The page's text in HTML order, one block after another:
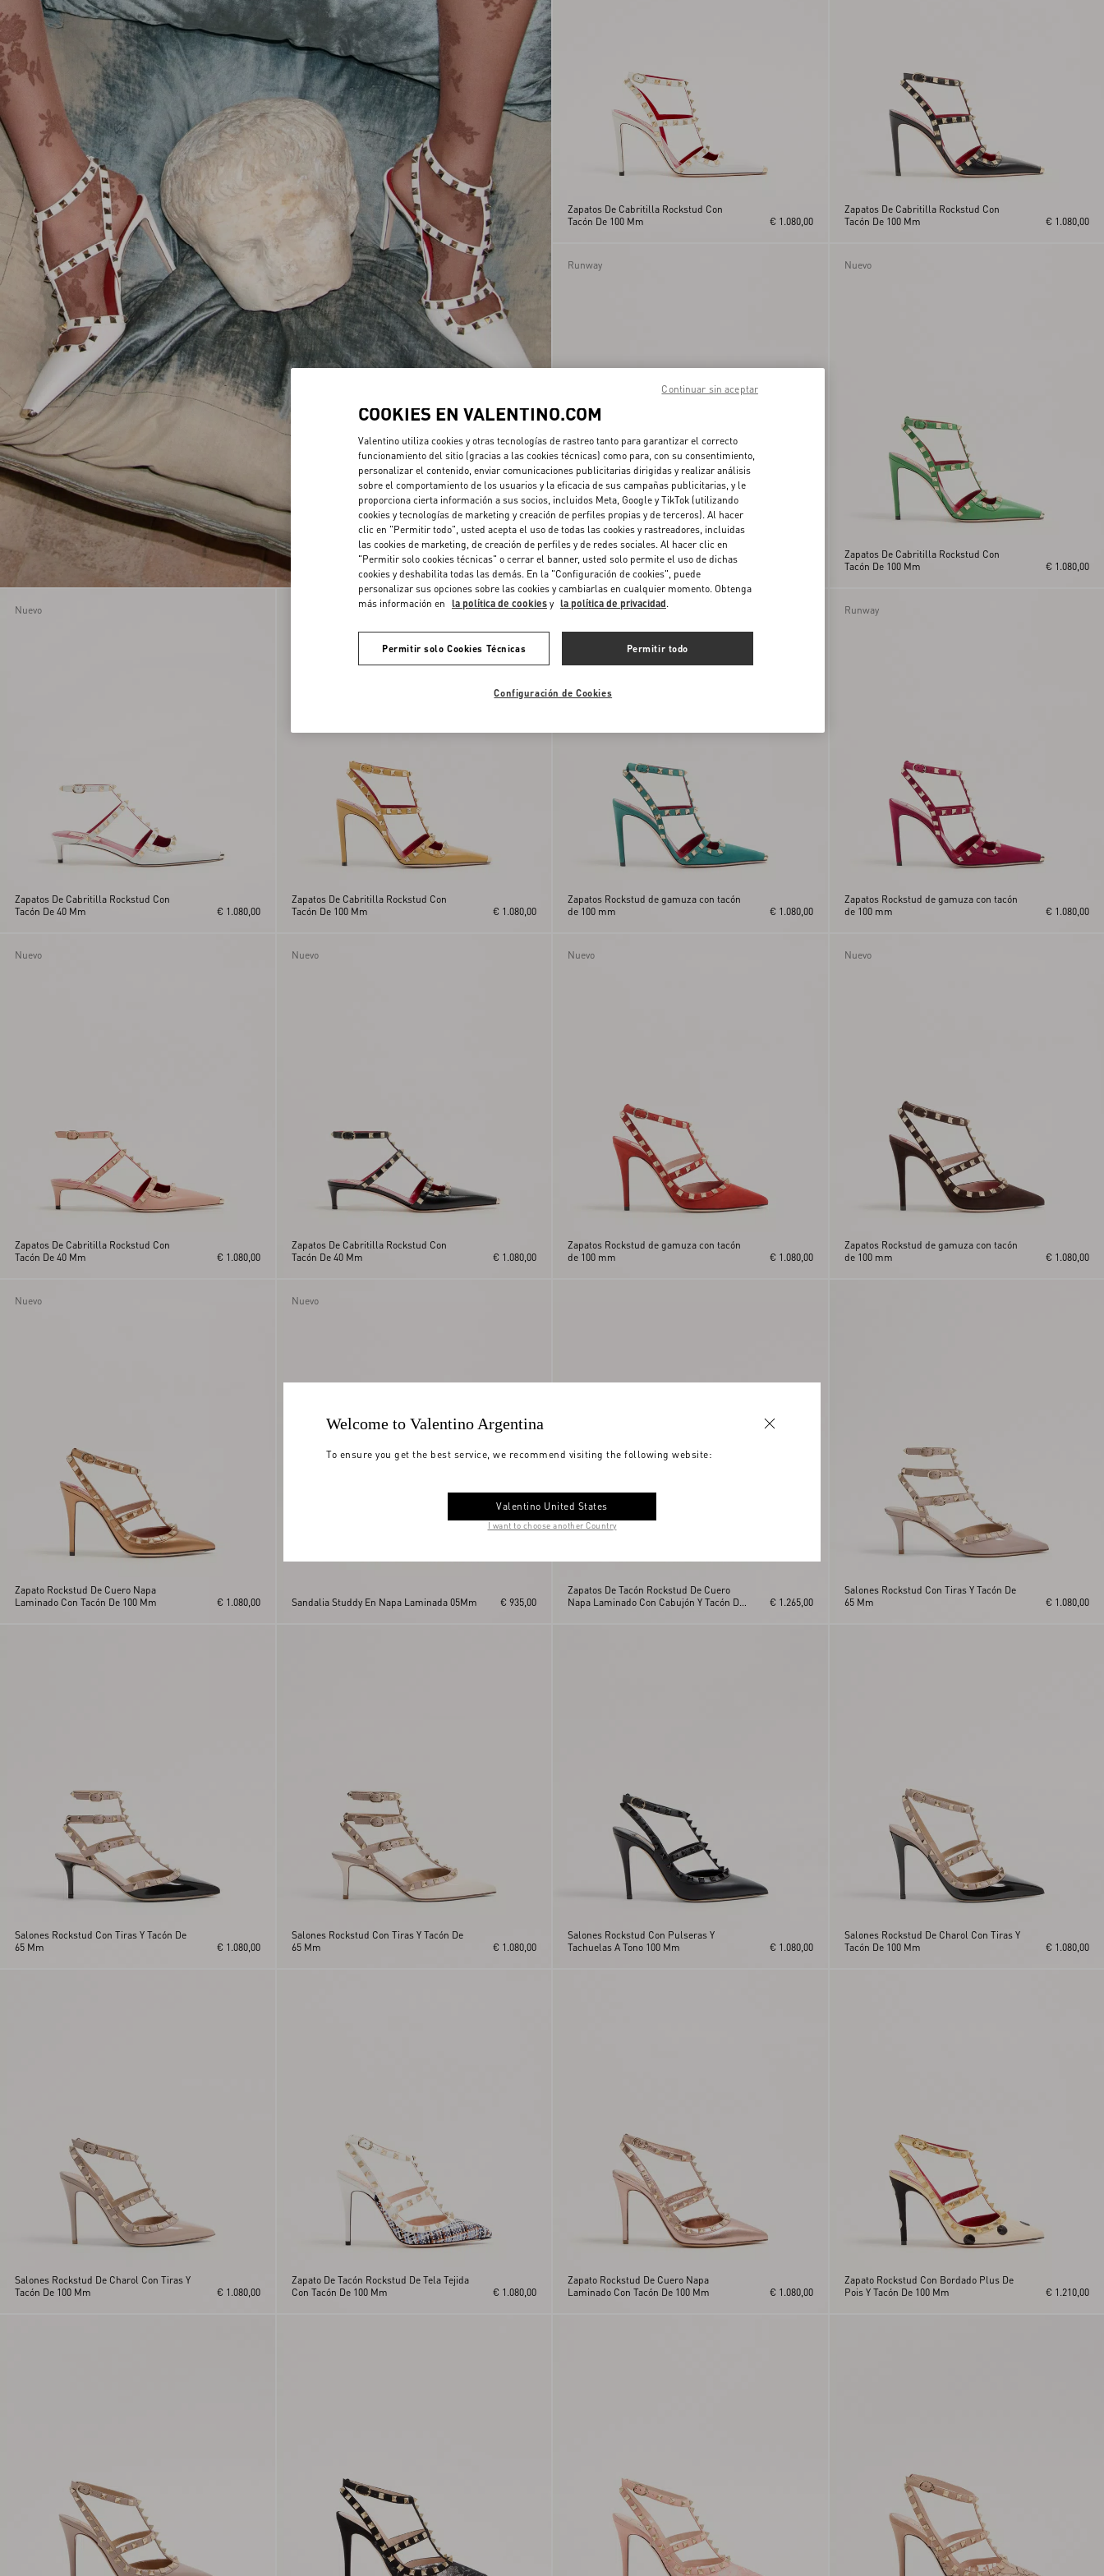
Amarillo
Upvillage
Valentino
Garavani And
Vans
Valet Du Roi
VLogo Torchon
40.5
41.5
Zapatos De Cabritilla Rockstud Con
Tacón De 100 Mm
€ 1.080,00
Zapatos De Cabritilla Rockstud Con
Tacón De 100 Mm
€ 1.080,00
Runway
Zapatos De Cabritilla Rockstud Con
Tacón De 100 Mm
Nuevo
Zapatos De Cabritilla Rockstud Con
Tacón De 100 Mm
€ 1.080,00
Nuevo
Zapatos De Cabritilla Rockstud Con
Tacón De 40 Mm
€ 1.080,00
Zapatos De Cabritilla Rockstud Con
Tacón De 100 Mm
€ 1.080,00
Nuevo
Zapatos Rockstud de gamuza con tacón
de 100 mm
€ 1.080,00
Runway
Zapatos Rockstud de gamuza con tacón
de 100 mm
€ 1.080,00
Nuevo
Zapatos De Cabritilla Rockstud Con
Tacón De 40 Mm
€ 1.080,00
Nuevo
Zapatos De Cabritilla Rockstud Con
Tacón De 40 Mm
€ 1.080,00
Nuevo
Zapatos Rockstud de gamuza con tacón
de 100 mm
€ 1.080,00
Nuevo
Zapatos Rockstud de gamuza con tacón
de 100 mm
€ 1.080,00
Nuevo
Zapato Rockstud De Cuero Napa
Laminado Con Tacón De 100 Mm
€ 1.080,00
Nuevo
Sandalia Studdy En Napa Laminada 05Mm € 935,00
Zapatos De Tacón Rockstud De Cuero
Napa Laminado Con Cabujón Y Tacón De
€ 1.265,00
Salones Rockstud Con Tiras Y Tacón De
65 Mm
€ 1.080,00
Salones Rockstud Con Tiras Y Tacón De
65 Mm
€ 1.080,00
Salones Rockstud Con Tiras Y Tacón De
65 Mm
€ 1.080,00
Salones Rockstud Con Pulseras Y
Tachuelas A Tono 100 Mm
€ 1.080,00
Salones Rockstud De Charol Con Tiras Y
Tacón De 100 Mm
€ 1.080,00
Salones Rockstud De Charol Con Tiras Y
Tacón De 100 Mm
€ 1.080,00
Zapato De Tacón Rockstud De Tela Tejida
Con Tacón De 100 Mm
€ 1.080,00
Zapato Rockstud De Cuero Napa
Laminado Con Tacón De 100 Mm
€ 1.080,00
Zapato Rockstud Con Bordado Plus De
Pois Y Tacón De 100 Mm
€ 1.210,00
Welcome to Valentino Argentina
To ensure you get the best service, we recommend visiting the following website:
Valentino United States
I want to choose another Country
COOKIES EN VALENTINO.COM
Valentino utiliza cookies y otras tecnologías de rastreo tanto para garantizar el correcto
funcionamiento del sitio (gracias a las cookies técnicas) como para, con su consentimiento,
personalizar el contenido, enviar comunicaciones publicitarias dirigidas y realizar análisis
sobre el comportamiento de los usuarios y la eficacia de sus campañas publicitarias, y le
proporciona cierta información a sus socios, incluidos Meta, Google y TikTok (utilizando
cookies y tecnologías de marketing y creación de perfiles propias y de terceros). Al hacer
clic en "Permitir todo", usted acepta el uso de todas las cookies y rastreadores, incluidas
las cookies de marketing, de creación de perfiles y de redes sociales. Al hacer clic en
"Permitir solo cookies técnicas" o cerrar el banner, usted solo permite el uso de dichas
cookies y deshabilita todas las demás. En la "Configuración de cookies", puede
personalizar sus opciones sobre las cookies y cambiarlas en cualquier momento. Obtenga
más información en la política de cookies y la política de privacidad.
Permitir solo Cookies Técnicas Permitir todo
Configuración de Cookies
Continuar sin aceptar